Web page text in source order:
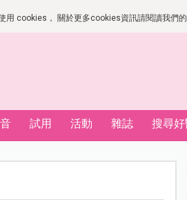
用 cookies， 關於更多cookies資訊請閱讀我們的
試用 活動 雜誌 搜尋好